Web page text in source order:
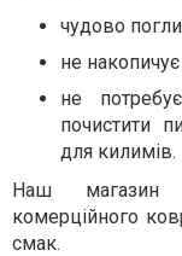
чудово
не
не
почистити
для килимів.
Наш магазин
комерційного
смак.